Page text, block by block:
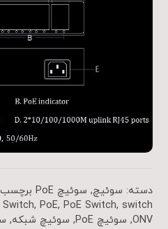
دسته: سوئیچ, سوئیچ PoE
Switch, PoE, PoE Switch, switch
ONV
, سوئیچ PoE , سوئیچ شبکه,